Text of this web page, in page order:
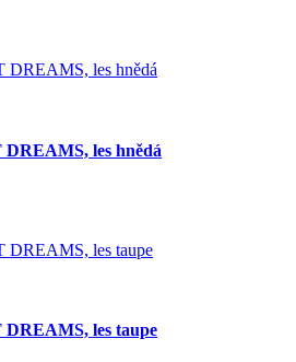
les hnědá
DREAMS, les taupe